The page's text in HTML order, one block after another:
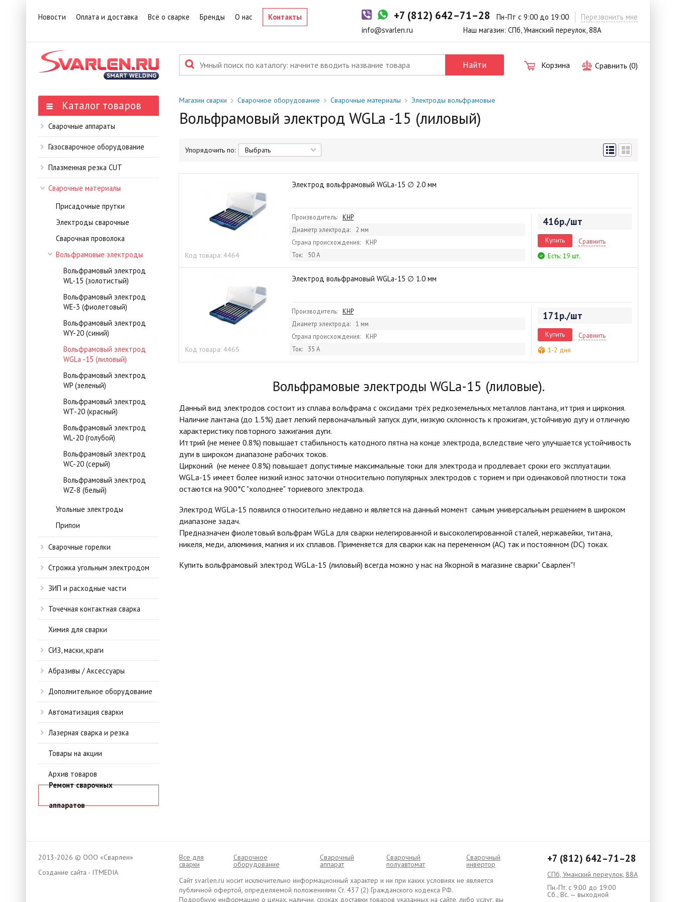
Новости Оплата и доставка Всё о сварке Бренды О нас Контакты +7 (812) 642–71–28 Пн-Пт с 9:00 до 19:00
Перезвонить мне
info@svarlen.ru
Наш магазин: СПб, Уманский переулок, 88А
Найти Корзина Сравнить (0)
Каталог товаров
Сварочные аппараты
Газосварочное оборудование
Плазменная резка CUT
Сварочные материалы
Присадочные прутки
Электроды сварочные
Сварочная проволока
Вольфрамовые электроды
Вольфрамовый электрод
WL-15 (золотистый)
Вольфрамовый электрод
WE-3 (фиолетовый)
Вольфрамовый электрод
WY-20 (синий)
Вольфрамовый электрод
WGLa -15 (лиловый)
Вольфрамовый электрод
WP (зеленый)
Вольфрамовый электрод
WT-20 (красный)
Вольфрамовый электрод
WL-20 (голубой)
Вольфрамовый электрод
WC-20 (серый)
Вольфрамовый электрод
WZ-8 (белый)
Угольные электроды
Припои
Сварочные горелки
Строжка угольным электродом
ЗИП и расходные части
Точечная контактная сварка
Химия для сварки
СИЗ, маски, краги
Абразивы / Аксессуары
Дополнительное оборудование
Автоматизация сварки
Лазерная сварка и резка
Товары на акции
Архив товаров
Ремонт сварочных
аппаратов
Магазин сварки Сварочное оборудование Сварочные материалы Электроды вольфрамовые
Вольфрамовый электрод WGLa -15 (лиловый)
Упорядочить по:
Код товара: 4464
Электрод вольфрамовый WGLa-15 ∅ 2.0 мм
Производитель:
КНР
Диаметр электрода:
2 мм
Страна происхождения:
КНР
Ток:
50 А
416р./шт
Купить
Сравнить
Есть: 19 шт.
Код товара: 4465
Электрод вольфрамовый WGLa-15 ∅ 1.0 мм
Производитель:
КНР
Диаметр электрода:
1 мм
Страна происхождения:
КНР
Ток:
35 А
171р./шт
Купить
Сравнить
1-2 дня
Вольфрамовые электроды WGLa-15 (лиловые).
Данный вид электродов состоит из сплава вольфрама с оксидами трёх редкоземельных металлов лантана, иттрия и циркония.
Наличие лантана (до 1.5%) дает легкий первоначальный запуск дуги, низкую склонность к прожигам, устойчивую дугу и отличную
характеристику повторного зажигания дуги.
Иттрий (не менее 0.8%) повышает стабильность катодного пятна на конце электрода, вследствие чего улучшается устойчивость
дуги в широком диапазоне рабочих токов.
Цирконий (не менее 0.8%) повышает допустимые максимальные токи для электрода и продлевает сроки его эксплуатации.
WGLa-15 имеет более низкий износ заточки относительно популярных электродов с торием и при одинаковой плотности тока
остаются на 900°C "холоднее" ториевого электрода.
Электрод WGLa-15 появился относительно недавно и является на данный момент самым универсальным решением в широком
диапазоне задач.
Предназначен фиолетовый вольфрам WGLa для сварки нелегированной и высоколегированной сталей, нержавейки, титана,
никеля, меди, алюминия, магния и их сплавов. Применяется для сварки как на переменном (AC) так и постоянном (DC) токах.
Купить вольфрамовый электрод WGLa-15 (лиловый) всегда можно у нас на Якорной в магазине сварки" Сварлен"!
2013-2026 © ООО «Сварлен»
Создание сайта - ITMEDIA
Все для
сварки
Сварочное
оборудование
Сварочный
аппарат
Cварочный
полуавтомат
Сварочный
инвертор
Сайт svarlen.ru носит исключительно информационный характер и ни при каких условиях не является
публичной офертой, определяемой положениями Ст. 437 (2) Гражданского кодекса РФ.
Подробную информацию о ценах, наличии, сроках доставки товаров указанных на сайте, либо услуг, вы
+7 (812) 642–71–28
СПб, Уманский переулок, 88А
Пн.-Пт. с 9:00 до 19:00
Сб., Вс. — выходной